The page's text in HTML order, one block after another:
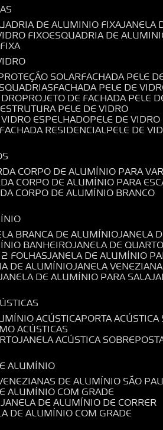
DE ALUMINIO FIXA
FIXO ESQUADRIA DE
SOLAR FACHADA PELE
FACHADA PELE DE
PROJETO DE FACHADA PELE
ESTRUTURA PELE DE VIDRO
VIDRO ESPELHADO PELE DE
RESIDENCIAL PELE DE
CORPO DE ALUMÍNIO PARA
CORPO DE ALUMÍNIO PARA
CORPO DE ALUMÍNIO BRANCO
BRANCA DE ALUMÍNIO JANELA
BANHEIRO JANELA DE
FOLHAS JANELA DE ALUMÍNIO
DE ALUMÍNIO JANELA
JANELA DE ALUMÍNIO PARA SALA
ACÚSTICA PORTA
ACÚSTICAS
JANELA ACÚSTICA
ALUMÍNIO
DE ALUMÍNIO SÃO
ALUMÍNIO COM GRADE
JANELA DE ALUMÍNIO DE CORRER
DE ALUMÍNIO COM GRADE